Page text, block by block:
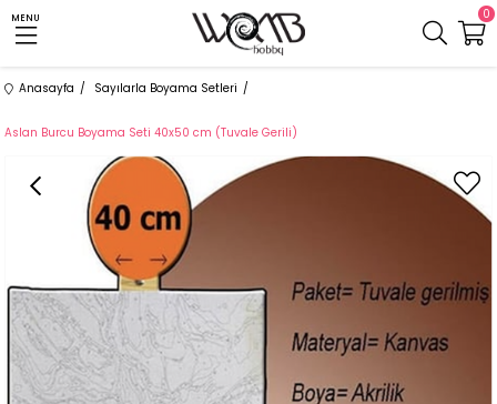
MENU 0
Anasayfa Sayılarla Boyama Setleri
Aslan Burcu Boyama Seti 40x50 cm (Tuvale Gerili)